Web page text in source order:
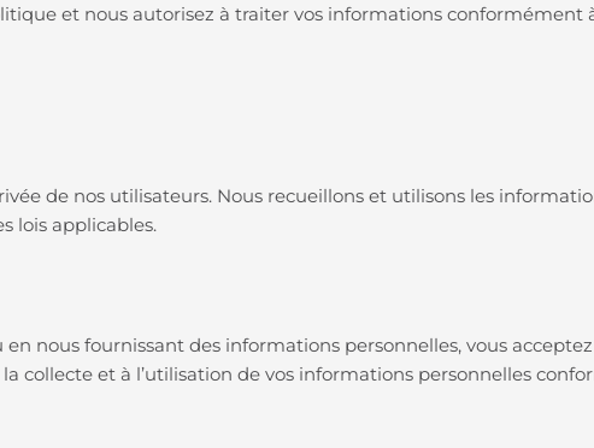
et nous autorisez à traiter vos informations conformément
de nos utilisateurs. Nous recueillons et utilisons les
lois applicables.
nous fournissant des informations personnelles, vous
collecte et à l’utilisation de vos informations personnelles